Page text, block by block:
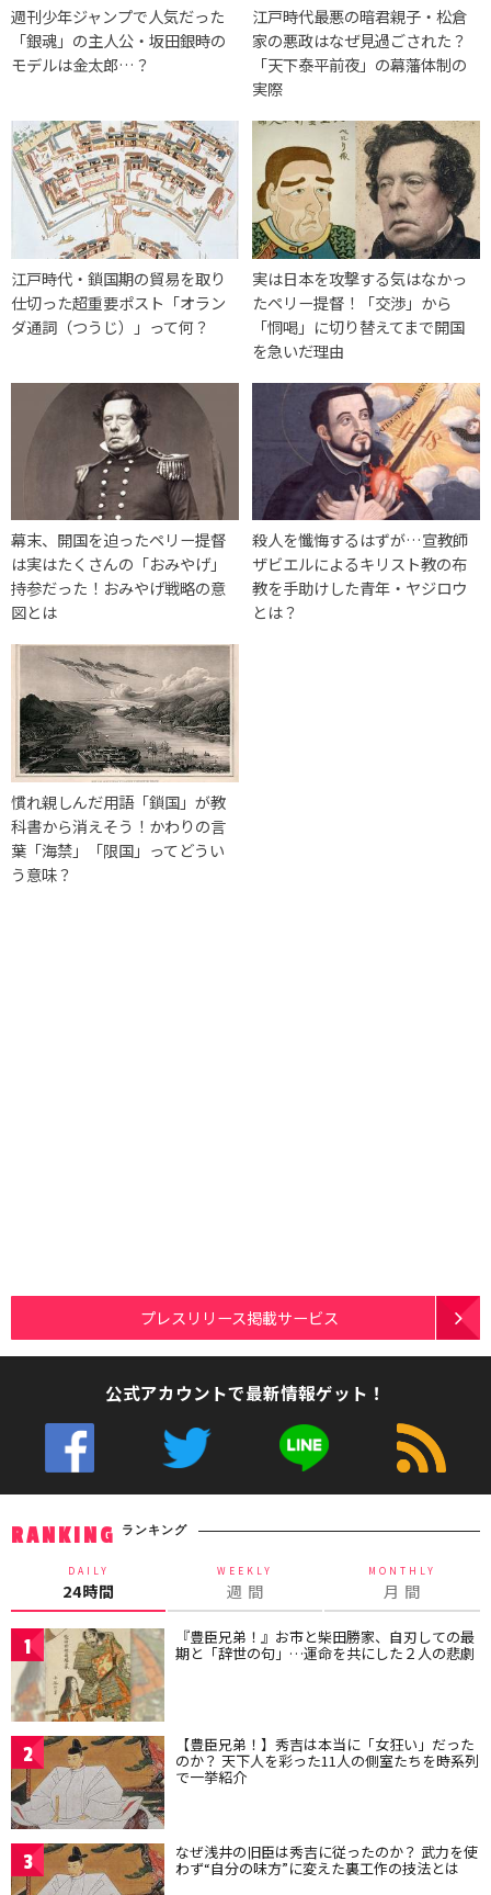
週刊少年ジャンプで人気だった
「銀魂」の主人公・坂田銀時の
モデルは金太郎…？
江戸時代最悪の暗君親子・松倉
家の悪政はなぜ見過ごされた？
「天下泰平前夜」の幕藩体制の
実際
江戸時代・鎖国期の貿易を取り
仕切った超重要ポスト「オラン
ダ通詞（つうじ）」って何？
実は日本を攻撃する気はなかっ
たペリー提督！「交渉」から
「恫喝」に切り替えてまで開国
を急いだ理由
幕末、開国を迫ったペリー提督
は実はたくさんの「おみやげ」
持参だった！おみやげ戦略の意
図とは
殺人を懺悔するはずが…宣教師
ザビエルによるキリスト教の布
教を手助けした青年・ヤジロウ
とは？
慣れ親しんだ用語「鎖国」が教
科書から消えそう！かわりの言
葉「海禁」「限国」ってどうい
う意味？
プレスリリース掲載サービス
公式アカウントで最新情報ゲット！
RANKING ランキング
DAILY
24時間
WEEKLY
週 間
MONTHLY
月 間
1 『豊臣兄弟！』お市と柴田勝家、自刃しての最
期と「辞世の句」…運命を共にした２人の悲劇
2 【豊臣兄弟！】秀吉は本当に「女狂い」だった
のか？ 天下人を彩った11人の側室たちを時系列
で一挙紹介
3 なぜ浅井の旧臣は秀吉に従ったのか？ 武力を使
わず“自分の味方”に変えた裏工作の技法とは